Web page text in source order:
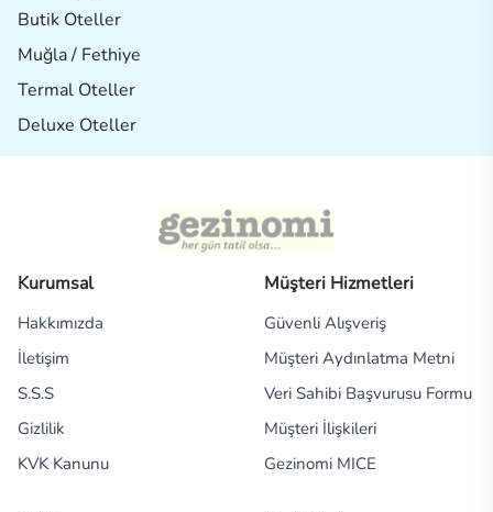
Butik Oteller
Muğla / Fethiye
Termal Oteller
Deluxe Oteller
Kurumsal
Hakkımızda
İletişim
S.S.S
Gizlilik
KVK Kanunu
Müşteri Hizmetleri
Güvenli Alışveriş
Müşteri Aydınlatma Metni
Veri Sahibi Başvurusu Formu
Müşteri İlişkileri
Gezinomi MICE